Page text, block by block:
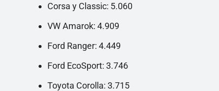
Corsa y Classic: 5.060
VW Amarok: 4.909
Ford Ranger: 4.449
Ford EcoSport: 3.746
Toyota Corolla: 3.715